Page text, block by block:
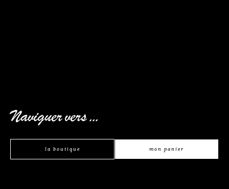
Naviguer vers ...
la boutique mon panier